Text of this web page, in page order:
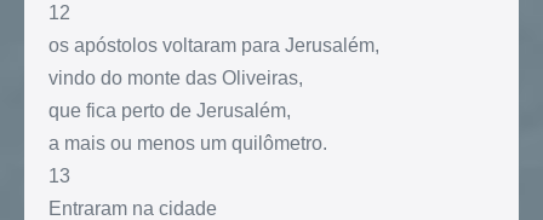
12
os apóstolos voltaram para Jerusalém,
vindo do monte das Oliveiras,
que fica perto de Jerusalém,
a mais ou menos um quilômetro.
13
Entraram na cidade